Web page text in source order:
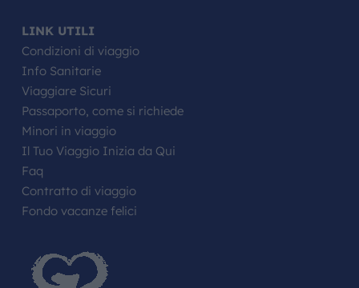
LINK UTILI
Condizioni di viaggio
Info Sanitarie
Viaggiare Sicuri
Passaporto, come si richiede
Minori in viaggio
Il Tuo Viaggio Inizia da Qui
Faq
Contratto di viaggio
Fondo vacanze felici